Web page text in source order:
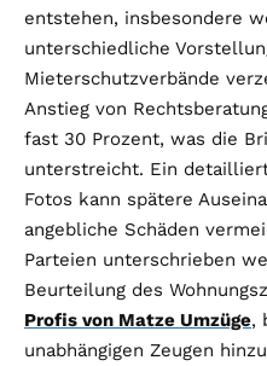
entstehen, insbesondere
unterschiedliche
Mieterschutzverbände
Anstieg von
fast 30 Prozent, was die
unterstreicht. Ein
Fotos kann spätere
angebliche Schäden
Parteien unterschrieben
Beurteilung des
Profis von Matze Umzüge,
unabhängigen Zeugen